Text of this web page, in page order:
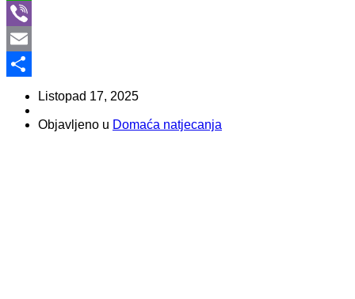
WhatsApp
Viber
Email
Share
Listopad 17, 2025
Objavljeno u Domaća natjecanja